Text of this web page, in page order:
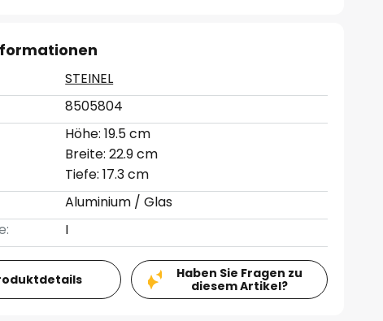
STEINEL
8505804
Höhe: 19.5 cm
Breite: 22.9 cm
Tiefe: 17.3 cm
Aluminium / Glas
I
Haben Sie Fragen zu
diesem Artikel?